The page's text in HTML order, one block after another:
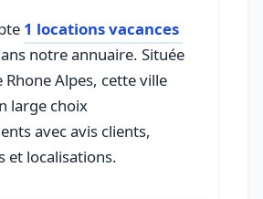
1 locations vacances
notre annuaire. Située
Rhone Alpes, cette ville
large choix
avec avis clients,
et localisations.